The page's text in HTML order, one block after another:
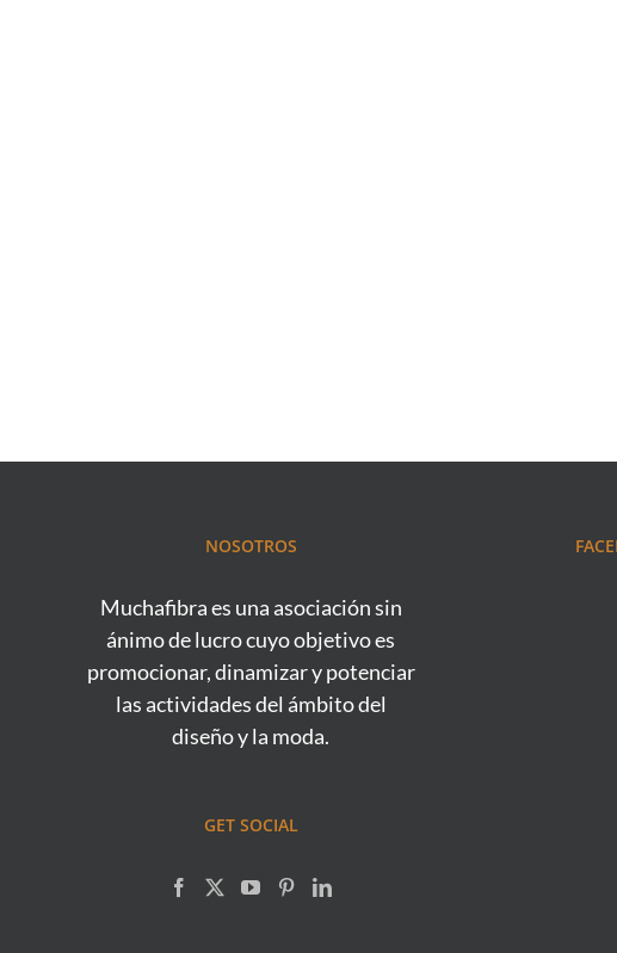
NOSOTROS
Muchafibra es una asociación sin
ánimo de lucro cuyo objetivo es
promocionar, dinamizar y potenciar
las actividades del ámbito del
diseño y la moda.
GET SOCIAL